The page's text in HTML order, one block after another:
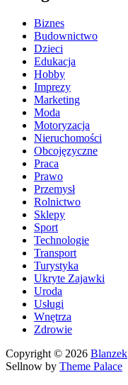
Biznes
Budownictwo
Dzieci
Edukacja
Hobby
Imprezy
Marketing
Moda
Motoryzacja
Nieruchomości
Obcojęzyczne
Praca
Prawo
Przemysł
Rolnictwo
Sklepy
Sport
Technologie
Transport
Turystyka
Ukryte Zajawki
Uroda
Usługi
Wnętrza
Zdrowie
Copyright © 2026 Blanzek
Sellnow by Theme Palace